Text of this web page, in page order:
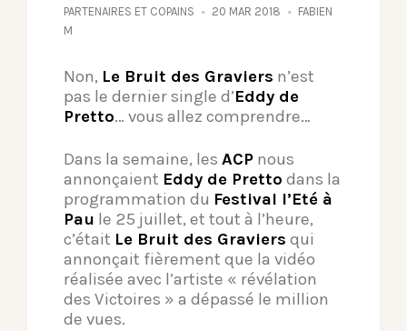
PARTENAIRES ET COPAINS 20 MAR 2018
FABIEN
M
Non, Le Bruit des Graviers n’est
pas le dernier single d’Eddy de
Pretto… vous allez comprendre…
Dans la semaine, les ACP nous
annonçaient Eddy de Pretto dans la
programmation du Festival l’Eté à
Pau le 25 juillet, et tout à l’heure,
c’était Le Bruit des Graviers qui
annonçait fièrement que la vidéo
réalisée avec l’artiste « révélation
des Victoires » a dépassé le million
de vues.